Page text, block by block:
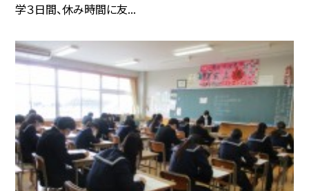
学３日間、休み時間に友...